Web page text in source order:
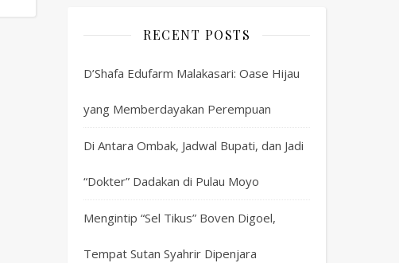
RECENT POSTS
D’Shafa Edufarm Malakasari: Oase Hijau
yang Memberdayakan Perempuan
Di Antara Ombak, Jadwal Bupati, dan Jadi
“Dokter” Dadakan di Pulau Moyo
Mengintip “Sel Tikus” Boven Digoel,
Tempat Sutan Syahrir Dipenjara